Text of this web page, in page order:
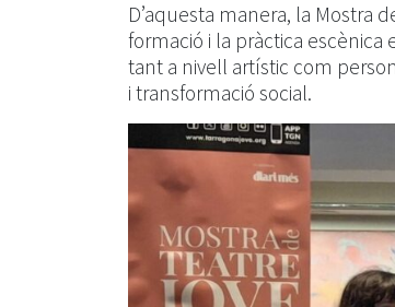
D’aquesta manera, la Mostra
formació i la pràctica
tant a nivell artístic com
i transformació social.